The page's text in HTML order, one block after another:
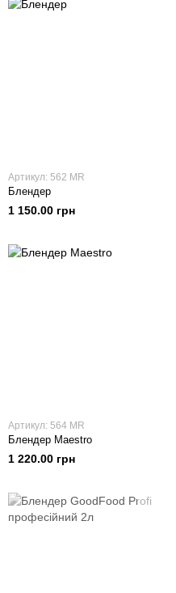
Артикул: 562 MR
Блендер
1 150.00 грн
Артикул: 564 MR
Блендер Maestro
1 220.00 грн